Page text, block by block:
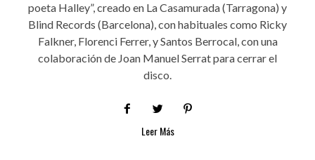
poeta Halley”, creado en La Casamurada (Tarragona) y
Blind Records (Barcelona), con habituales como Ricky
Falkner, Florenci Ferrer, y Santos Berrocal, con una
colaboración de Joan Manuel Serrat para cerrar el
disco.
Leer Más